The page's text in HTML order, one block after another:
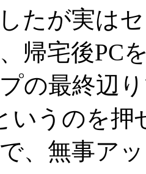
たが実は
帰宅後PC
の最終辺
いうのを押
、無事ア